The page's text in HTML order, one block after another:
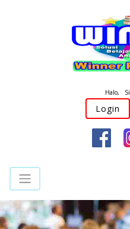
Halo,
Login